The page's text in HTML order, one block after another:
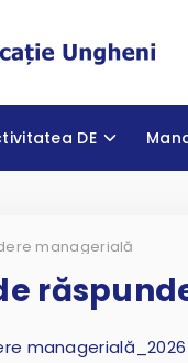
DE
managerială
managerială_2026